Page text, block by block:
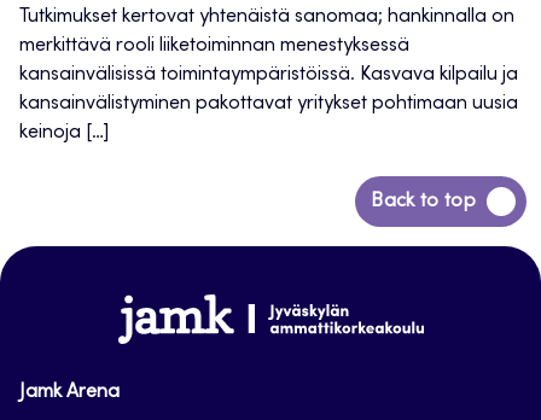
Tutkimukset kertovat yhtenäistä sanomaa; hankinnalla on
merkittävä rooli liiketoiminnan menestyksessä
kansainvälisissä toimintaympäristöissä. Kasvava kilpailu ja
kansainvälistyminen pakottavat yritykset pohtimaan uusia
keinoja […]
Back to top
Siirry
takaisin
www.jamk.fi
Jamk Arena